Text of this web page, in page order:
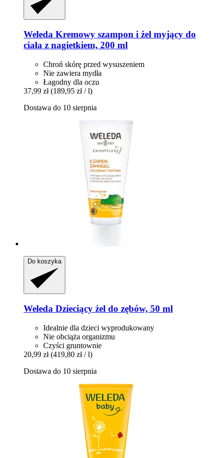
Weleda Kremowy szampon i żel myjący do
ciała z nagietkiem, 200 ml
Chroń skórę przed wysuszeniem
Nie zawiera mydła
Łagodny dla oczu
37,99 zł (189,95 zł / l)
Dostawa do 10 sierpnia
Do koszyka
Weleda Dzieciący żel do zębów, 50 ml
Idealnie dla dzieci wyprodukowany
Nie obciąża organizmu
Czyści gruntownie
20,99 zł (419,80 zł / l)
Dostawa do 10 sierpnia